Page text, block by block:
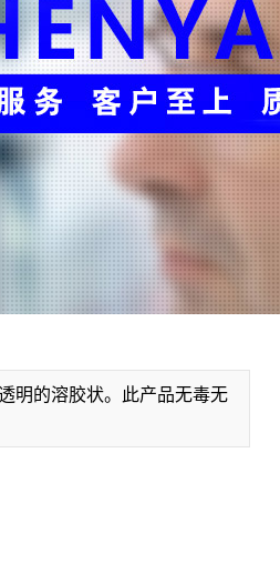
明的溶胶状。此产品无毒无